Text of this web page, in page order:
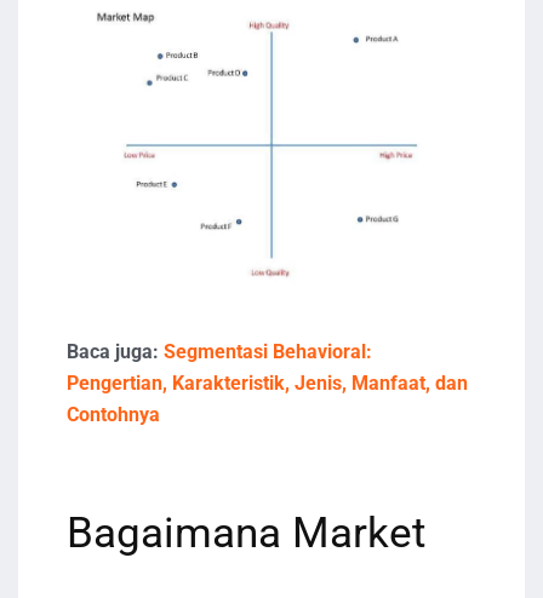
Baca juga: Segmentasi Behavioral:
Pengertian, Karakteristik, Jenis, Manfaat, dan
Contohnya
Bagaimana Market